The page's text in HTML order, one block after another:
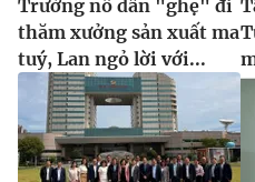
Trường nổ dẫn "ghẹ" đi
thăm xưởng sản xuất ma
tuý, Lan ngỏ lời với...